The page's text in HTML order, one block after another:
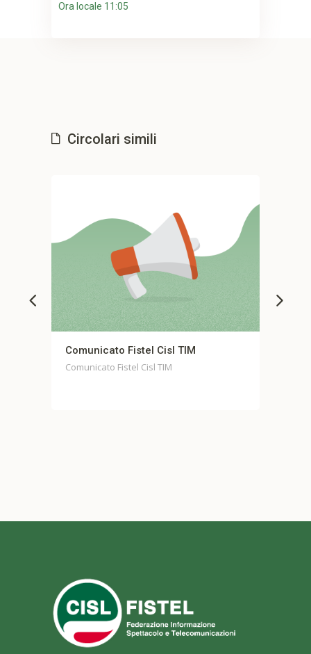
Ora locale 11:05
Circolari simili
Fistel Cisl TIM
Fistel Cisl TIM